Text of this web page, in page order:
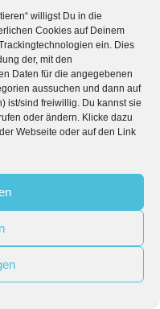
willigst Du in die
Cookies auf Deinem
ein. Dies
der, mit den
Daten für die angegebenen
aussuchen und dann auf
ist/sind freiwillig. Du kannst sie
oder ändern. Klicke dazu
Webseite oder auf den Link